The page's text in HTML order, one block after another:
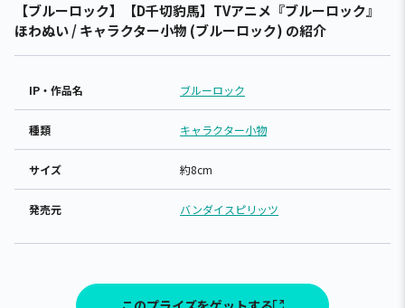
【ブルーロック】【D千切豹馬】TVアニメ『ブルーロック』
ほわぬい / キャラクター小物 (ブルーロック) の紹介
IP・作品名 ブルーロック
種類 キャラクター小物
サイズ 約8cm
発売元 バンダイスピリッツ